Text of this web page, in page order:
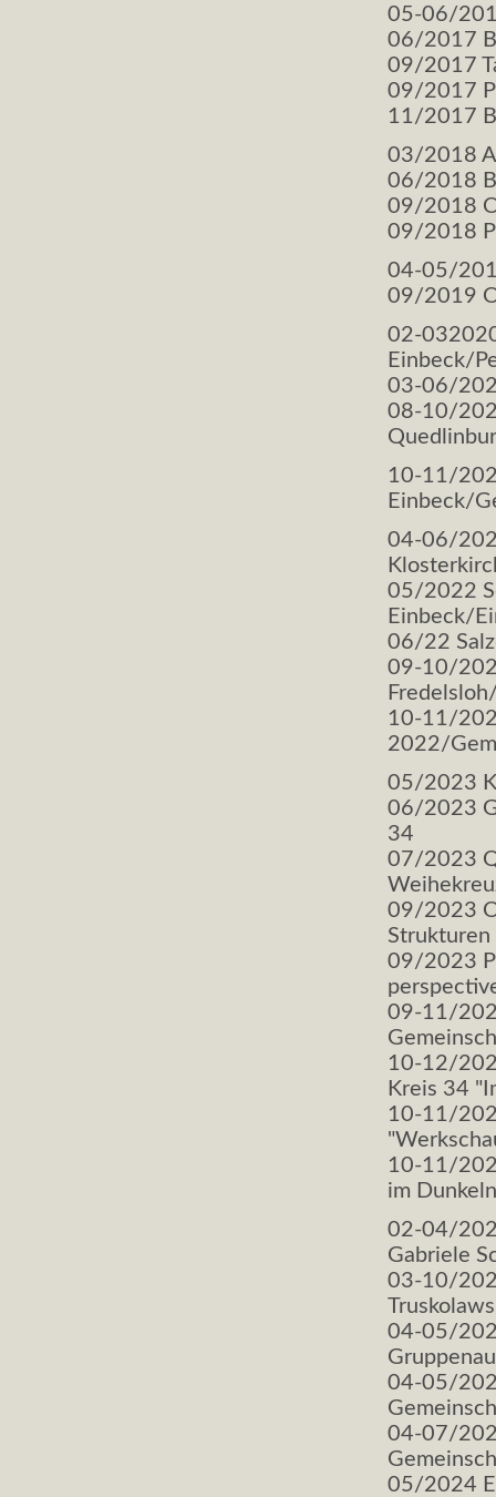
05-06/
06/2017
09/2017
09/2017
11/2017
03/2018
06/2018
09/2018
09/2018
04-05/
09/2019
02-
Einbeck/
03-06/
08-10/
10-11/
Einbeck/
04-06/
05/2022
Einbeck/
06/22
09-10/
10-11/
2022/
05/2023
06/2023
34
07/2023
09/2023
Strukturen
09/2023
09-11/
10-12/
Kreis 34
10-11/
10-11/
im
02-04/
Gabriele
03-10/
04-05/
04-05/
04-07/
05/2024